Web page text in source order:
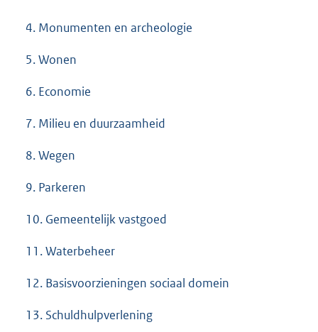
4. Monumenten en archeologie
5. Wonen
6. Economie
7. Milieu en duurzaamheid
8. Wegen
9. Parkeren
10. Gemeentelijk vastgoed
11. Waterbeheer
12. Basisvoorzieningen sociaal domein
13. Schuldhulpverlening